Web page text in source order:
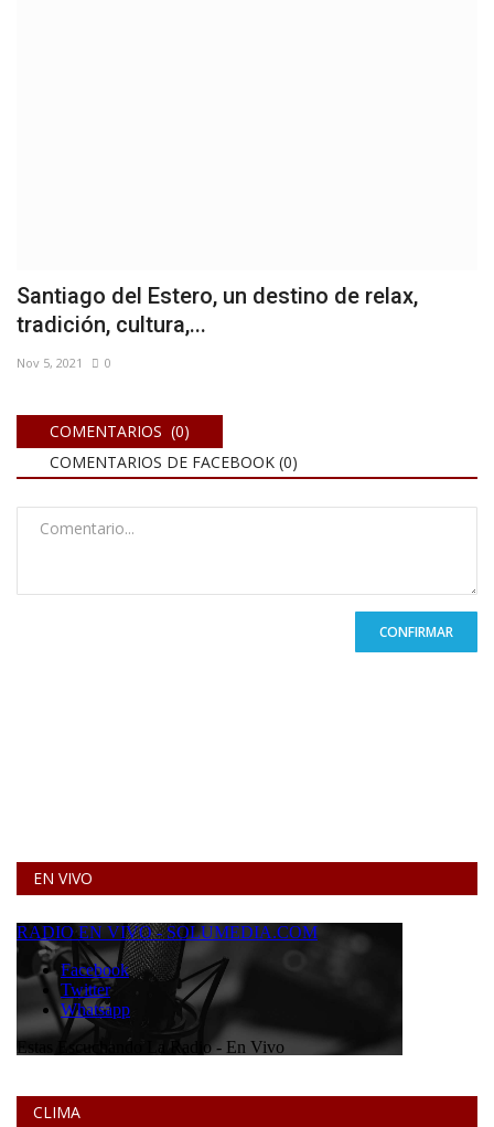
Santiago del Estero, un destino de relax,
tradición, cultura,...
Nov 5, 2021 0
COMENTARIOS (0)
COMENTARIOS DE FACEBOOK (0)
CONFIRMAR
EN VIVO
CLIMA